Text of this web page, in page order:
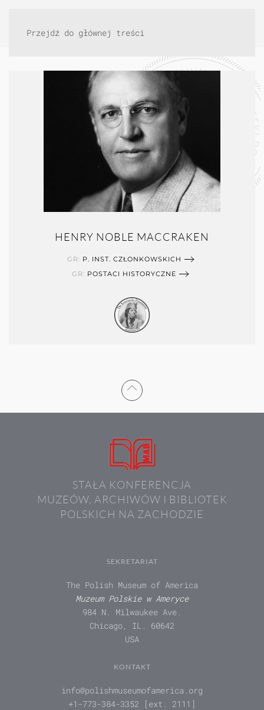
Przejdź do głównej treści
HENRY NOBLE MACCRAKEN
GR: P. INST. CZŁONKOWSKICH
GR: POSTACI HISTORYCZNE
STAŁA KONFERENCJA
MUZEÓW, ARCHIWÓW I BIBLIOTEK
POLSKICH NA ZACHODZIE
SEKRETARIAT
The Polish Museum of America
Muzeum Polskie w Ameryce
984 N. Milwaukee Ave.
Chicago, IL. 60642
USA
KONTAKT
info@polishmuseumofamerica.org
+1-773-384-3352 [ext. 2111]